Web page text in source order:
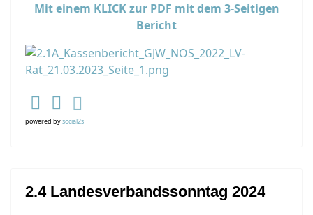
Mit einem KLICK zur PDF mit dem 3-Seitigen
Bericht
powered bysocial2s
2.4 Landesverbandssonntag 2024